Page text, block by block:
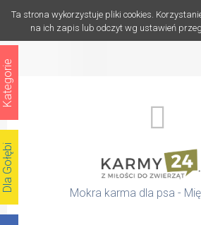
Ta strona wykorzystuje pliki cookies.
na ich zapis lub odczyt wg ustawień
Mokra karma dla psa -
Dla Gołębi
Kategorie